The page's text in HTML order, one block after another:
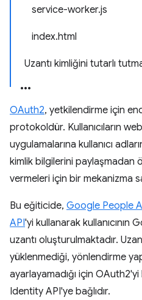
service-worker.js
index.html
Uzantı kimliğini tutarlı
OAuth2, yetkilendirme için
protokoldür. Kullanıcıların
uygulamalarına kullanıcı
kimlik bilgilerini paylaşmadan
vermeleri için bir mekanizma
Bu eğiticide, Google People
API'yi kullanarak kullanıcının
uzantı oluşturulmaktadır.
yüklenmediği, yönlendirme
ayarlayamadığı için
Identity API'ye bağlıdır.